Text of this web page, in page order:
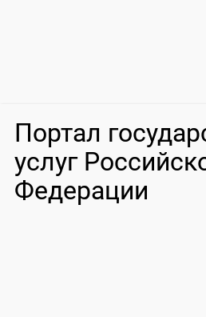
Портал
услуг
Федерации